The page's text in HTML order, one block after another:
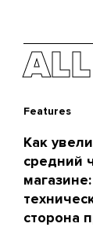
Features
Как
средний
магазине:
сторона